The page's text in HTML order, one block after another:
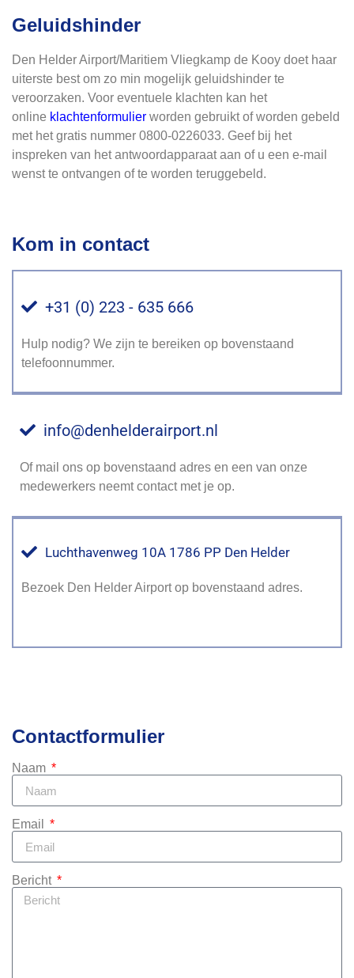
Geluidshinder
Den Helder Airport/Maritiem Vliegkamp de Kooy doet haar
uiterste best om zo min mogelijk geluidshinder te
veroorzaken. Voor eventuele klachten kan het
online klachtenformulier worden gebruikt of worden gebeld
met het gratis nummer 0800-0226033. Geef bij het
inspreken van het antwoordapparaat aan of u een e-mail
wenst te ontvangen of te worden teruggebeld.
Kom in contact
+31 (0) 223 - 635 666
Hulp nodig? We zijn te bereiken op bovenstaand
telefoonnummer.
info@denhelderairport.nl
Of mail ons op bovenstaand adres en een van onze
medewerkers neemt contact met je op.
Luchthavenweg 10A 1786 PP Den Helder
Bezoek Den Helder Airport op bovenstaand adres.
Contactformulier
Naam
Email
Bericht